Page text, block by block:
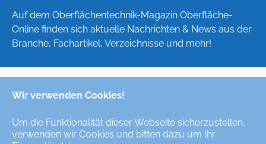
Wir verwenden Cookies!
Um die Funktionalität dieser Webseite sicherzustellen,
verwenden wir Cookies und bitten dazu um Ihr
Auf dem Oberflächentechnik-Magazin Oberfläche-
Online finden sich aktuelle Nachrichten & News aus der
Branche, Fachartikel, Verzeichnisse und mehr!
Deutsch
Alle Rechte/All Rights Reserved © Oberfläche-Online,